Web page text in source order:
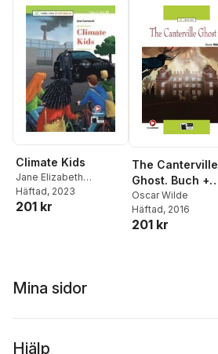
Climate Kids
Jane Elizabeth
Cammack
Häftad, 2023
201 kr
The Canterville
Ghost. Buch +
Audio-Datei
Oscar Wilde
Häftad, 2016
201 kr
Mina sidor
Hjälp